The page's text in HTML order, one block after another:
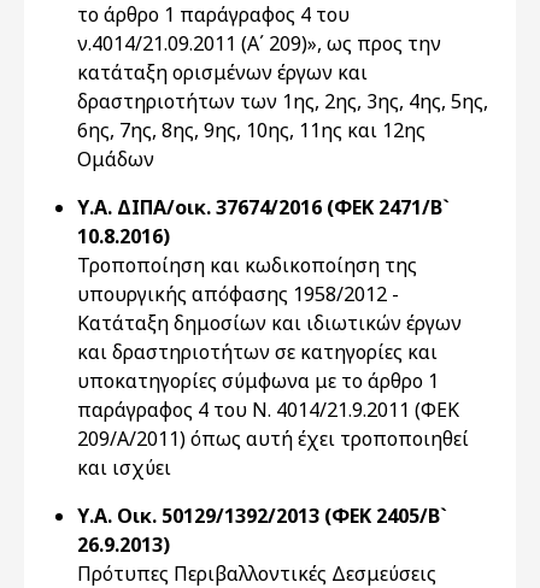
το άρθρο 1 παράγραφος 4 του
ν.4014/21.09.2011 (Α΄ 209)», ως προς την
κατάταξη ορισμένων έργων και
δραστηριοτήτων των 1ης, 2ης, 3ης, 4ης, 5ης,
6ης, 7ης, 8ης, 9ης, 10ης, 11ης και 12ης
Ομάδων
Υ.Α. ΔΙΠΑ/οικ. 37674/2016 (ΦΕΚ 2471/Β`
10.8.2016)
Τροποποίηση και κωδικοποίηση της
υπουργικής απόφασης 1958/2012 -
Κατάταξη δημοσίων και ιδιωτικών έργων
και δραστηριοτήτων σε κατηγορίες και
υποκατηγορίες σύμφωνα με το άρθρο 1
παράγραφος 4 του Ν. 4014/21.9.2011 (ΦΕΚ
209/Α/2011) όπως αυτή έχει τροποποιηθεί
και ισχύει
Υ.Α. Οικ. 50129/1392/2013 (ΦΕΚ 2405/Β`
26.9.2013)
Πρότυπες Περιβαλλοντικές Δεσμεύσεις